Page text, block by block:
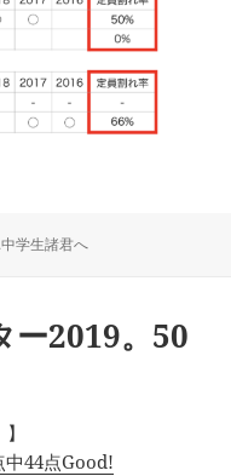
学生諸君へ
ー2019。50
中44点Good!